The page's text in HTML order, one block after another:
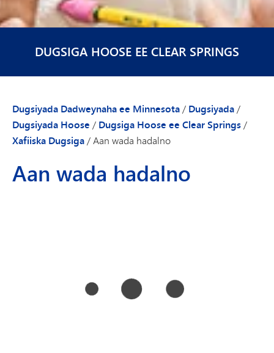
DUGSIGA HOOSE EE CLEAR SPRINGS
Dugsiyada Dadweynaha ee Minnesota/ Dugsiyada/
Dugsiyada Hoose / Dugsiga Hoose ee Clear Springs/
Xafiiska Dugsiga/Aan wada hadalno
Aan wada hadalno